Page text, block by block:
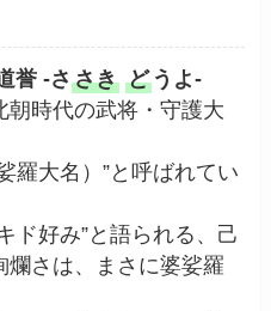
誉 -ささき ど うよ-
朝時代の武将・守護大
羅大名）”と呼ばれてい
ド好み”と語られる、己
爛さは、まさに婆娑羅